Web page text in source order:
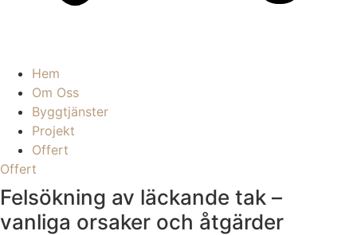
Hem
Om Oss
Byggtjänster
Projekt
Offert
Offert
Felsökning av läckande tak –
vanliga orsaker och åtgärder